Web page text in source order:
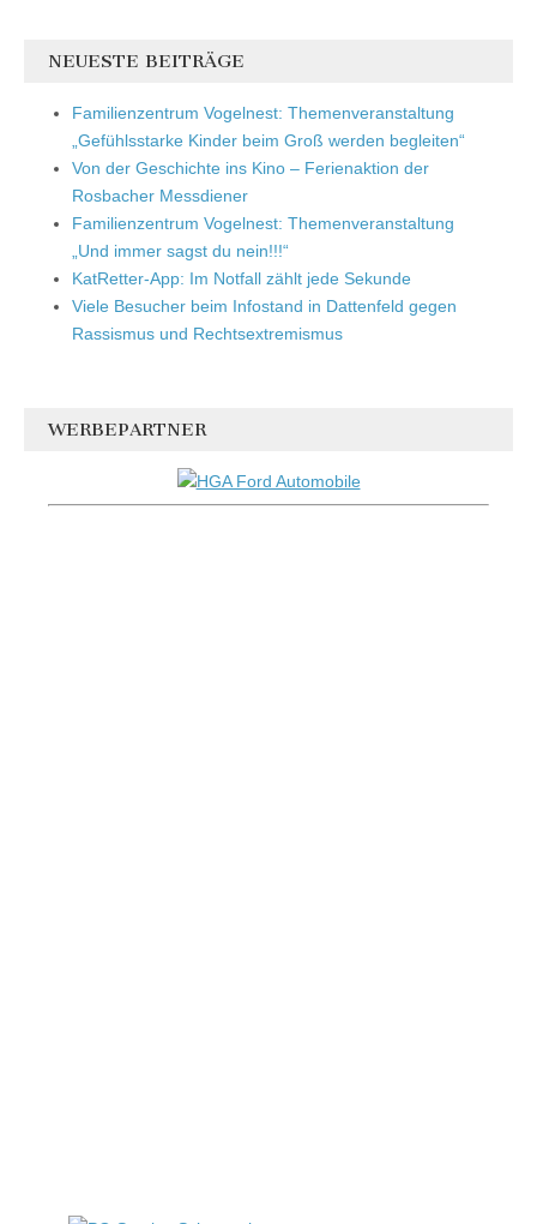
NEUESTE BEITRÄGE
Familienzentrum Vogelnest: Themenveranstaltung
„Gefühlsstarke Kinder beim Groß werden begleiten“
Von der Geschichte ins Kino – Ferienaktion der
Rosbacher Messdiener
Familienzentrum Vogelnest: Themenveranstaltung
„Und immer sagst du nein!!!“
KatRetter-App: Im Notfall zählt jede Sekunde
Viele Besucher beim Infostand in Dattenfeld gegen
Rassismus und Rechtsextremismus
WERBEPARTNER